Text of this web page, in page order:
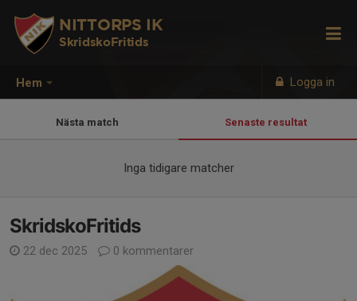
Hem Logga in
NITTORPS IK
SkridskoFritids
Nästa match Senaste resultat
Inga tidigare matcher
SkridskoFritids
22 dec 2025 0 kommentarer